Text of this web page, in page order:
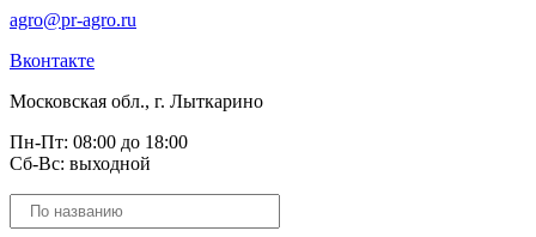
agro@pr-agro.ru
Вконтакте
Московская обл., г. Лыткарино
Пн-Пт: 08:00 до 18:00
Сб-Вс: выходной
Поиск
товаров